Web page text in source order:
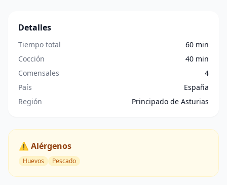
Detalles
Tiempo total
60 min
Cocción
40 min
Comensales
4
País
España
Región
Principado de Asturias
⚠️ Alérgenos
Huevos Pescado